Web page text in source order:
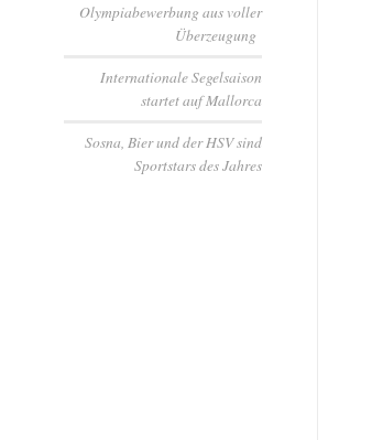
Olympiabewerbung aus voller
Überzeugung
Internationale Segelsaison
startet auf Mallorca
Sosna, Bier und der HSV sind
Sportstars des Jahres